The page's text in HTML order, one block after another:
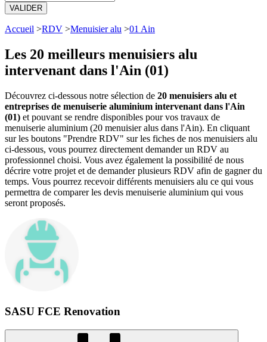
VALIDER
Accueil >RDV >Menuisier alu >01 Ain
Les 20 meilleurs menuisiers alu
intervenant dans l'Ain (01)
Découvrez ci-dessous notre sélection de 20 menuisiers alu et
entreprises de menuiserie aluminium intervenant dans l'Ain
(01) et pouvant se rendre disponibles pour vos travaux de
menuiserie aluminium (20 menuisier alus dans l'Ain). En cliquant
sur les boutons "Prendre RDV" sur les fiches de nos menuisiers alu
ci-dessous, vous pourrez directement demander un RDV au
professionnel choisi. Vous avez également la possibilité de nous
décrire votre projet et de demander plusieurs RDV afin de gagner du
temps. Vous pourrez recevoir différents menuisiers alu ce qui vous
permettra de comparer les devis menuiserie aluminium qui vous
seront proposés.
SASU FCE Renovation